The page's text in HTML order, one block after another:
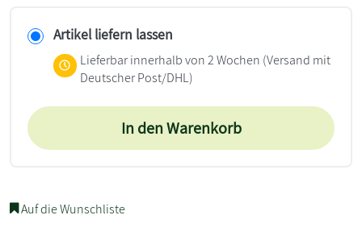
Artikel liefern lassen
Lieferbar innerhalb von 2 Wochen (Versand mit
Deutscher Post/DHL)
In den Warenkorb
Auf die Wunschliste